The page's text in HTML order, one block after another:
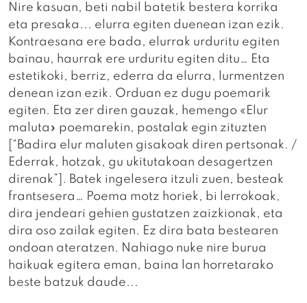
Nire kasuan, beti nabil batetik bestera korrika
eta presaka... elurra egiten duenean izan ezik.
Kontraesana ere bada, elurrak urduritu egiten
bainau, haurrak ere urduritu egiten ditu… Eta
estetikoki, berriz, ederra da elurra, lurmentzen
denean izan ezik. Orduan ez dugu poemarik
egiten. Eta zer diren gauzak, hemengo «Elur
maluta» poemarekin, postalak egin zituzten
[“Badira elur maluten gisakoak diren pertsonak. /
Ederrak, hotzak, gu ukitutakoan desagertzen
direnak”]. Batek ingelesera itzuli zuen, besteak
frantsesera… Poema motz horiek, bi lerrokoak,
dira jendeari gehien gustatzen zaizkionak, eta
dira oso zailak egiten. Ez dira bata bestearen
ondoan ateratzen. Nahiago nuke nire burua
haikuak egitera eman, baina lan horretarako
beste batzuk daude...